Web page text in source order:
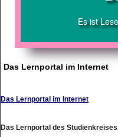
Es ist
Das Lernportal im Internet
Das Lernportal im Internet
Das Lernportal des